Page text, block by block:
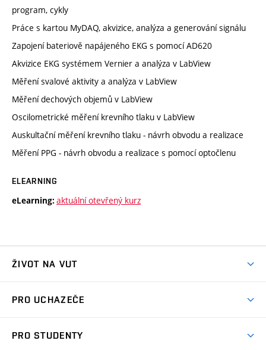
program, cykly
Práce s kartou MyDAQ, akvizice, analýza a generování signálu
Zapojení bateriově napájeného EKG s pomocí AD620
Akvizice EKG systémem Vernier a analýza v LabView
Měření svalové aktivity a analýza v LabView
Měření dechových objemů v LabView
Oscilometrické měření krevního tlaku v LabView
Auskultační měření krevního tlaku - návrh obvodu a realizace
Měření PPG - návrh obvodu a realizace s pomocí optočlenu
ELEARNING
eLearning: aktuální otevřený kurz
ŽIVOT NA VUT
Koleje
PRO UCHAZEČE
PRO STUDENTY